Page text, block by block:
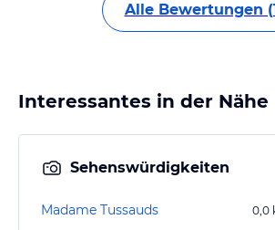
Alle Bewertungen
Interessantes in der Nähe
Sehenswürdigkeiten
Madame Tussauds 0,0